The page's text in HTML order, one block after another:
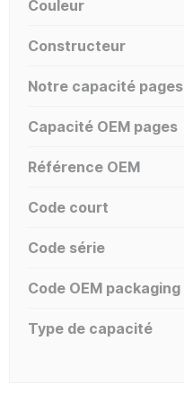
Couleur
Constructeur
Notre capacité pages
Capacité OEM pages
Référence OEM
Code court
Code série
Code OEM packaging
Type de capacité